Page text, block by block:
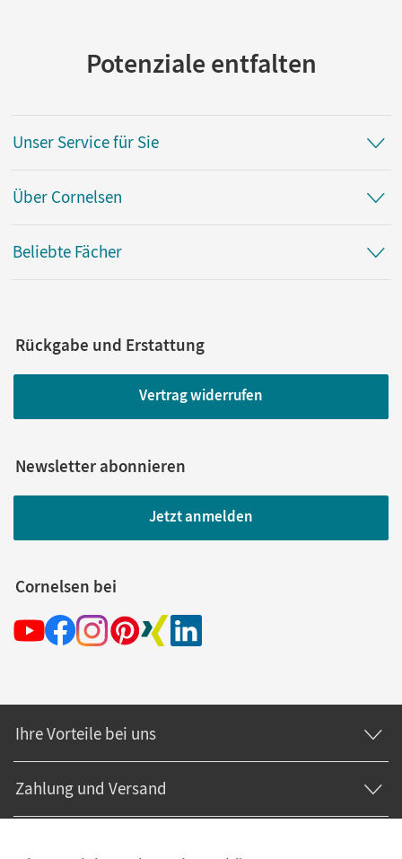
Potenziale entfalten
Unser Service für Sie
Über Cornelsen
Beliebte Fächer
Rückgabe und Erstattung
Vertrag widerrufen
Newsletter abonnieren
Jetzt anmelden
Cornelsen bei
Ihre Vorteile bei uns
Zahlung und Versand